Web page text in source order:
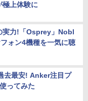
極上体験に
実力!「Osprey」Nobl
ォン4機種を一気に聴
去最安! Anker注目プ
ってみた